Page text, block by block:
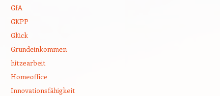
GfA
GKPP
Glück
Grundeinkommen
hitzearbeit
Homeoffice
Innovationsfähigkeit